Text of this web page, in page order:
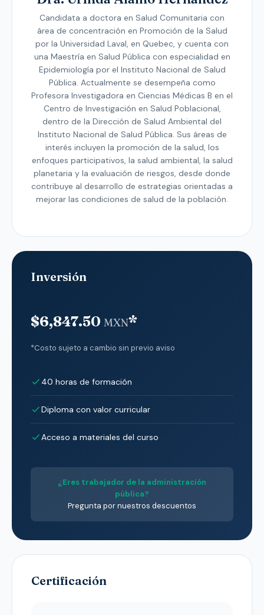
Candidata a doctora en Salud Comunitaria con
área de concentración en Promoción de la Salud
por la Universidad Laval, en Quebec, y cuenta con
una Maestría en Salud Pública con especialidad en
Epidemiología por el Instituto Nacional de Salud
Pública. Actualmente se desempeña como
Profesora Investigadora en Ciencias Médicas B en el
Centro de Investigación en Salud Poblacional,
dentro de la Dirección de Salud Ambiental del
Instituto Nacional de Salud Pública. Sus áreas de
interés incluyen la promoción de la salud, los
enfoques participativos, la salud ambiental, la salud
planetaria y la evaluación de riesgos, desde donde
contribuye al desarrollo de estrategias orientadas a
mejorar las condiciones de salud de la población.
Inversión
$6,847.50 MXN*
*Costo sujeto a cambio sin previo aviso
40 horas de formación
Diploma con valor curricular
Acceso a materiales del curso
¿Eres trabajador de la administración
pública?
Pregunta por nuestros descuentos
Certificación